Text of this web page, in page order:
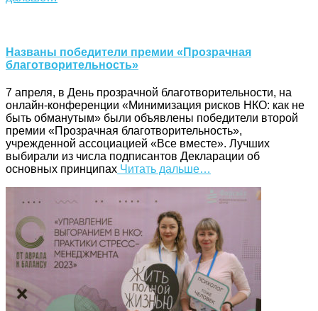
Названы победители премии «Прозрачная
благотворительность»
7 апреля, в День прозрачной благотворительности, на
онлайн-конференции «Минимизация рисков НКО: как не
быть обманутым» были объявлены победители второй
премии «Прозрачная благотворительность»,
учрежденной ассоциацией «Все вместе». Лучших
выбирали из числа подписантов Декларации об
основных принципах Читать дальше…